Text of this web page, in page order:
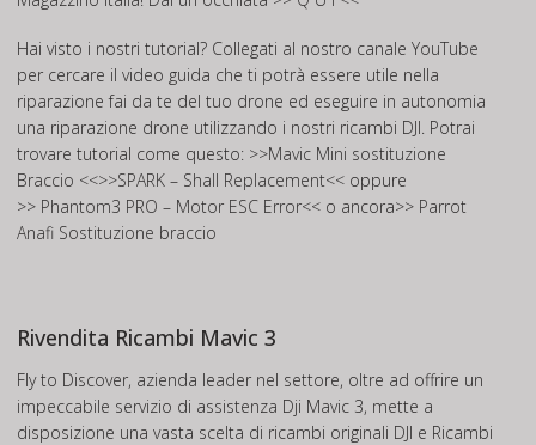
Hai visto i nostri tutorial? Collegati al nostro canale YouTube
per cercare il video guida che ti potrà essere utile nella
riparazione fai da te del tuo drone ed eseguire in autonomia
una riparazione drone utilizzando i nostri ricambi DJI. Potrai
trovare tutorial come questo: >>Mavic Mini sostituzione
Braccio <<>>SPARK – Shall Replacement<< oppure
>> Phantom3 PRO – Motor ESC Error<< o ancora>> Parrot
Anafi Sostituzione braccio
Rivendita Ricambi Mavic 3
Fly to Discover, azienda leader nel settore, oltre ad offrire un
impeccabile servizio di assistenza Dji Mavic 3, mette a
disposizione una vasta scelta di ricambi originali DJI e Ricambi